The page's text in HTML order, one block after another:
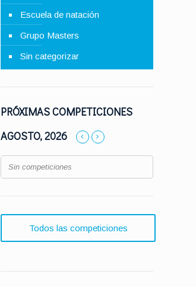
Escuela de natación
Grupo Masters
Sin categorizar
PRÓXIMAS COMPETICIONES
AGOSTO, 2026
Sin competiciones
Todos las competiciones